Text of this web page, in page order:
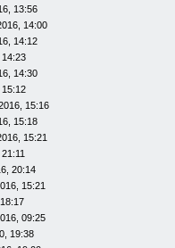
13:56
14:00
14:12
14:30
15:16
15:18
15:21
20:14
15:21
09:25
19:38